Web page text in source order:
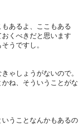
あるよ、ここもある
くべきだと思います
うですし。
ゃしょうがないので。
ね、そういうことがな
うことなんかもあるの